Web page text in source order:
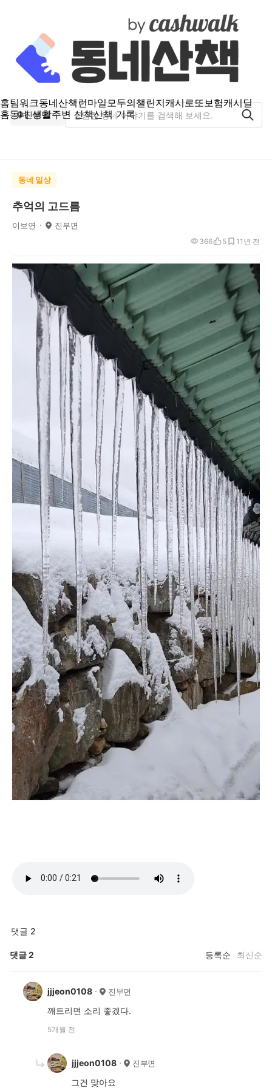
홈팀워크동네산책런마일모두의챌린지캐시로또보험캐시딜
홈동네 생활주변 산책산책 기록
진부면
동네 일상
추억의 고드름
이보연 진부면
1년 전
366 5 1
댓글 2
댓글2 등록순 최신순
jjjeon0108 진부면
깨트리면 소리 좋겠다.
5개월 전
jjjeon0108 진부면
그건 맞아요